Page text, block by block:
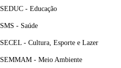
SEDUC - Educação
SMS - Saúde
SECEL - Cultura, Esporte e Lazer
SEMMAM - Meio Ambiente